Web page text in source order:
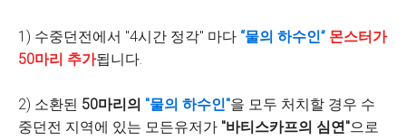
1) 수중던전에서 "4시간 정각" 마다 “물의 하수인” 몬스터가
50마리 추가됩니다.
2) 소환된 50마리의 "물의 하수인"을 모두 처치할 경우 수
중던전 지역에 있는 모든유저가 "바티스카프의 심연"으로